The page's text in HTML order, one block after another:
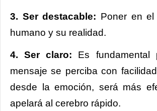
3. Ser destacable: Poner en
humano y su realidad.
4. Ser claro: Es
mensaje se perciba con
desde la emoción, será más
apelará al cerebro rápido.